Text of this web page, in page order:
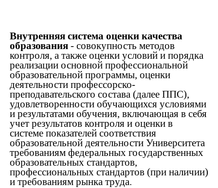
Внутренняя система оценки качества
образования - совокупность методов
контроля, а также оценки условий и порядка
реализации основной профессиональной
образовательной программы, оценки
деятельности профессорско-
преподавательского состава (далее ППС),
удовлетворенности обучающихся условиями
и результатами обучения, включающая в себя
учет результатов контроля и оценки в
системе показателей соответствия
образовательной деятельности Университета
требованиям федеральных государственных
образовательных стандартов,
профессиональных стандартов (при наличии)
и требованиям рынка труда.